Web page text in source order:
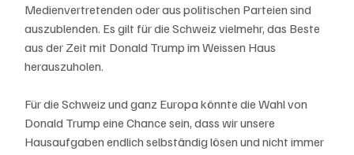
Medienvertretenden oder aus politischen Parteien sind
auszublenden. Es gilt für die Schweiz vielmehr, das Beste
aus der Zeit mit Donald Trump im Weissen Haus
herauszuholen.
Für die Schweiz und ganz Europa könnte die Wahl von
Donald Trump eine Chance sein, dass wir unsere
Hausaufgaben endlich selbständig lösen und nicht immer